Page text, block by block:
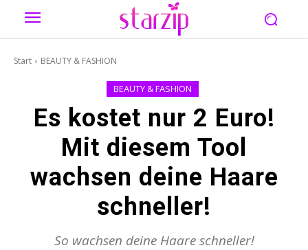
Start BEAUTY & FASHION
BEAUTY & FASHION
Es kostet nur 2 Euro!
Mit diesem Tool
wachsen deine Haare
schneller!
So wachsen deine Haare schneller!